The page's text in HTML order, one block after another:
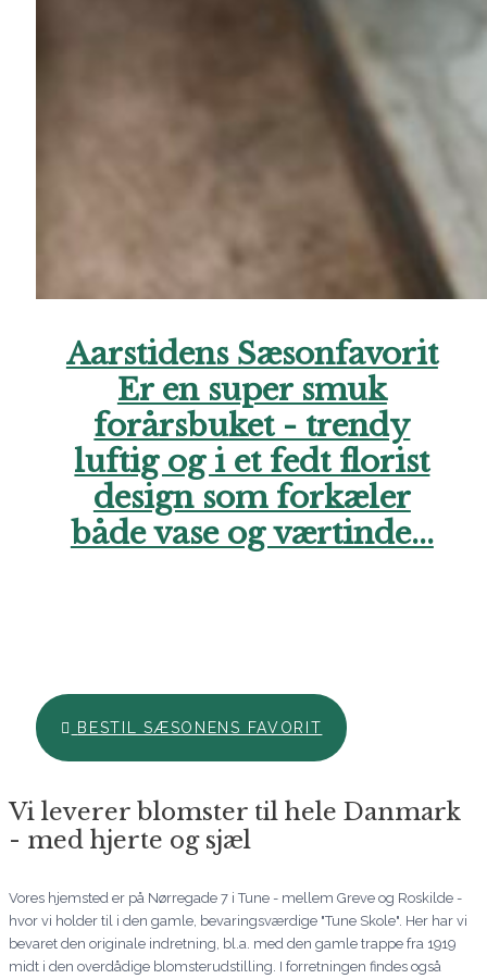
Aarstidens Sæsonfavorit
Er en super smuk
forårsbuket - trendy
luftig og i et fedt florist
design som forkæler
både vase og værtinde...
BESTIL SÆSONENS FAVORIT
Vi leverer blomster til hele Danmark
- med hjerte og sjæl
Vores hjemsted er på Nørregade 7 i Tune - mellem Greve og Roskilde -
hvor vi holder til i den gamle, bevaringsværdige "Tune Skole". Her har vi
bevaret den originale indretning, bl.a. med den gamle trappe fra 1919
midt i den overdådige blomsterudstilling. I forretningen findes også